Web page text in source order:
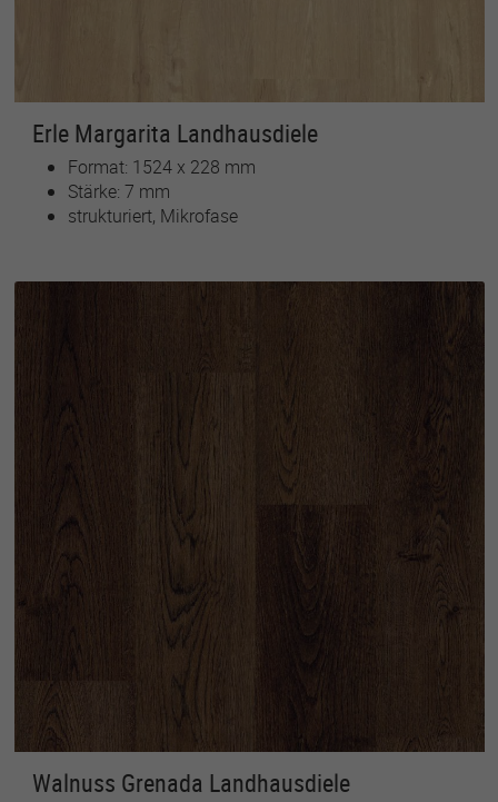
Erle Margarita Landhausdiele
Format: 1524 x 228 mm
Stärke: 7 mm
strukturiert, Mikrofase
Walnuss Grenada Landhausdiele